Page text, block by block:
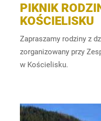
PIKNIK
KOŚCIELISKU
Zapraszamy rodziny z
zorganizowany przy
w Kościelisku.